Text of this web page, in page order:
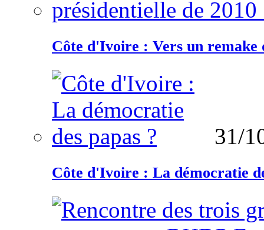
Côte d'Ivoire : Vers un remake
31/
Côte d'Ivoire : La démocratie